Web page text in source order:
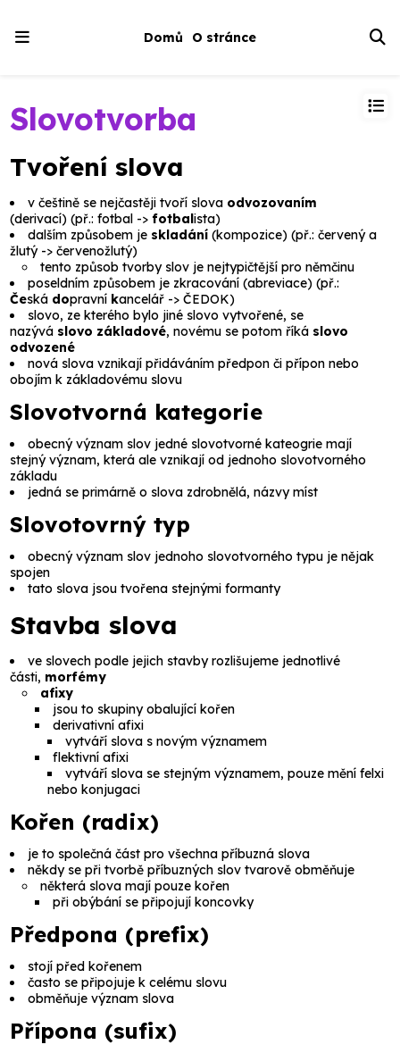
Domů O stránce
Slovotvorba
Tvoření slova
v češtině se nejčastěji tvoří slova odvozovaním
(derivací) (př.:fotbal -> fotbalista)
dalším způsobem je skladání (kompozice) (př.:červený a
žlutý->červenožlutý)
tento způsob tvorby slov je nejtypičtější pro němčinu
poseldním způsobem je zkracování (abreviace) (př.:
Česká dopravní kancelář ->ČEDOK)
slovo, ze kterého bylo jiné slovo vytvořené, se
nazývá slovo základové, novému se potom říká slovo
odvozené
nová slova vznikají přidávánímpředpon čipřípon nebo
obojím k základovému slovu
Slovotvorná kategorie
obecný význam slov jedné slovotvorné kateogrie mají
stejný význam, která ale vznikají od jednoho slovotvorného
základu
jedná se primárně o slova zdrobnělá, názvy míst
Slovotovrný typ
obecný význam slov jednoho slovotvorného typu je nějak
spojen
tato slova jsou tvořena stejnými formanty
Stavba slova
ve slovech podle jejich stavby rozlišujeme jednotlivé
části, morfémy
afixy
jsou to skupiny obalující kořen
derivativní afixi
vytváří slova s novým významem
flektivní afixi
vytváří slova se stejným významem, pouze mění felxi
nebo konjugaci
Kořen (radix)
je to společná část pro všechna příbuzná slova
někdy se při tvorbě příbuzných slov tvarově obměňuje
některá slova mají pouze kořen
při obýbání se připojují koncovky
Předpona (prefix)
stojí před kořenem
často se připojuje k celému slovu
obměňuje význam slova
Přípona (sufix)